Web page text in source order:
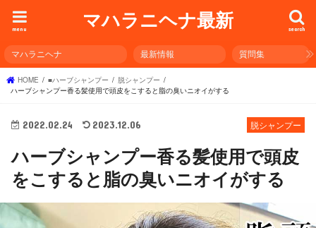
マハラニヘナ最新 search
menu
マハラニヘナ 最新情報 質問集
HOME ■ハーブシャンプー
脱シャンプー
ハーブシャンプー香る髪使用で頭皮をこすると脂の臭いニオイがする
脱シャンプー
2022.02.24 2023.12.06
ハーブシャンプー香る髪使用で頭皮
をこすると脂の臭いニオイがする